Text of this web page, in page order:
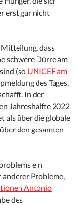
erst gar nicht
Mitteilung, dass
schwere Dürre am
(so UNICEF am
des Tages,
In der
Jahreshälfte 2022
als über die globale
den gesamten
ein
anderer Probleme,
António
des